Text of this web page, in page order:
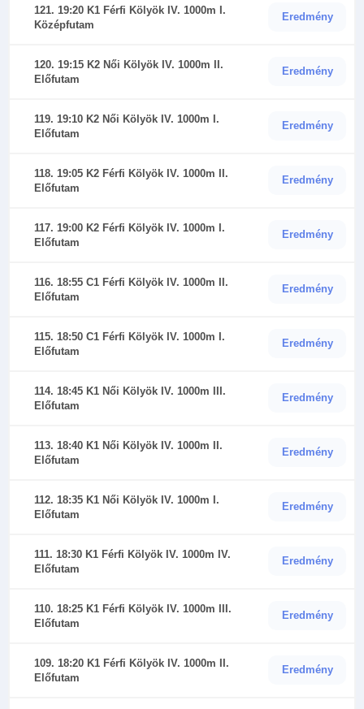
121. 19:20 K1 Férfi Kölyök IV. 1000m I.
Középfutam
Eredmény
120. 19:15 K2 Női Kölyök IV. 1000m II.
Előfutam
Eredmény
119. 19:10 K2 Női Kölyök IV. 1000m I.
Előfutam
Eredmény
118. 19:05 K2 Férfi Kölyök IV. 1000m II.
Előfutam
Eredmény
117. 19:00 K2 Férfi Kölyök IV. 1000m I.
Előfutam
Eredmény
116. 18:55 C1 Férfi Kölyök IV. 1000m II.
Előfutam
Eredmény
115. 18:50 C1 Férfi Kölyök IV. 1000m I.
Előfutam
Eredmény
114. 18:45 K1 Női Kölyök IV. 1000m III.
Előfutam
Eredmény
113. 18:40 K1 Női Kölyök IV. 1000m II.
Előfutam
Eredmény
112. 18:35 K1 Női Kölyök IV. 1000m I.
Előfutam
Eredmény
111. 18:30 K1 Férfi Kölyök IV. 1000m IV.
Előfutam
Eredmény
110. 18:25 K1 Férfi Kölyök IV. 1000m III.
Előfutam
Eredmény
109. 18:20 K1 Férfi Kölyök IV. 1000m II.
Előfutam
Eredmény